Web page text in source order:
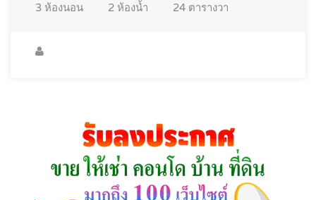
3 ห้องนอน 2 ห้องน้ำ 24 ตารางวา